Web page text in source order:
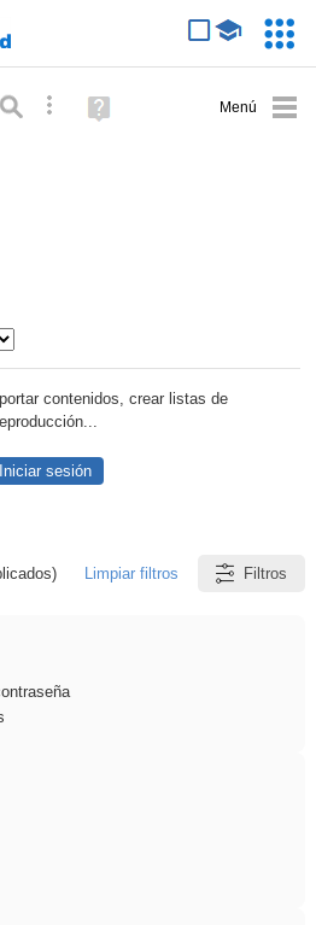
Búsqueda avanzada
Ayuda
(en
contenidos, crear listas de
Iniciar sesión
Limpiar filtros Filtros